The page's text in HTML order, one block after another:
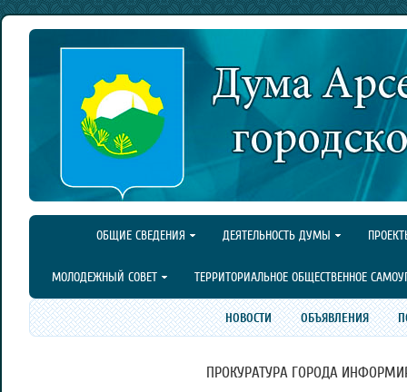
ОБЩИЕ СВЕДЕНИЯ ДЕЯТЕЛЬНОСТЬ ДУМЫ
МОЛОДЕЖНЫЙ СОВЕТ ТЕРРИТОРИАЛЬНОЕ ОБЩЕСТВЕННОЕ
НОВОСТИ ОБЪЯВЛЕНИЯ
ПРОКУРАТУРА ГОРОДА